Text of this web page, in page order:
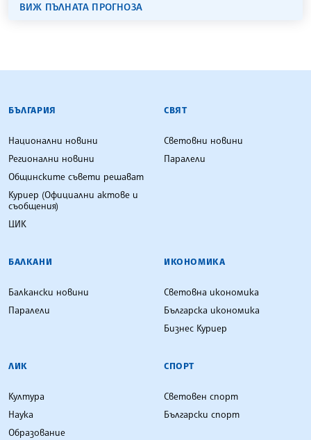
ВИЖ ПЪЛНАТА ПРОГНОЗА
БЪЛГАРСКА ТЕЛЕГРАФНА АГЕНЦИЯ
БЪЛГАРИЯ
Национални новини
Регионални новини
Общинските съвети решават
Куриер (Официални актове и
съобщения)
ЦИК
СВЯТ
Световни новини
Паралели
БАЛКАНИ
Балкански новини
Паралели
ИКОНОМИКА
Световна икономика
Българска икономика
Бизнес Куриер
ЛИК
Култура
Наука
Образование
СПОРТ
Световен спорт
Български спорт